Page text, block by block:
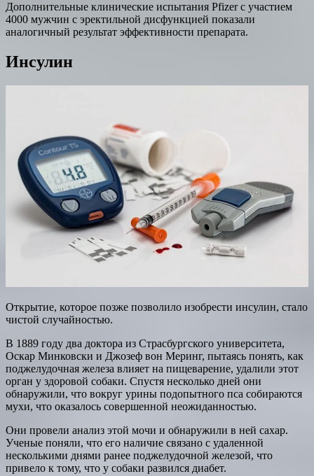
Дополнительные клинические испытания Pfizer с участием
4000 мужчин с эректильной дисфункцией показали
аналогичный результат эффективности препарата.
Инсулин
Открытие, которое позже позволило изобрести инсулин, стало
чистой случайностью.
В 1889 году два доктора из Страсбургского университета,
Оскар Минковски и Джозеф вон Меринг, пытаясь понять, как
поджелудочная железа влияет на пищеварение, удалили этот
орган у здоровой собаки. Спустя несколько дней они
обнаружили, что вокруг урины подопытного пса собираются
мухи, что оказалось совершенной неожиданностью.
Они провели анализ этой мочи и обнаружили в ней сахар.
Ученые поняли, что его наличие связано с удаленной
несколькими днями ранее поджелудочной железой, что
привело к тому, что у собаки развился диабет.